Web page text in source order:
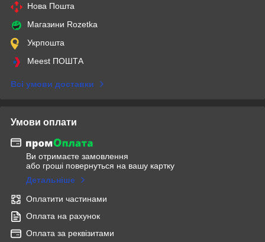
Нова Пошта
Магазини Rozetka
Укрпошта
Meest ПОШТА
Всі умови доставки
Умови оплати
Ви отримаєте замовлення
або гроші повернуться на вашу картку
Детальніше
Оплатити частинами
Оплата на рахунок
Оплата за реквізитами